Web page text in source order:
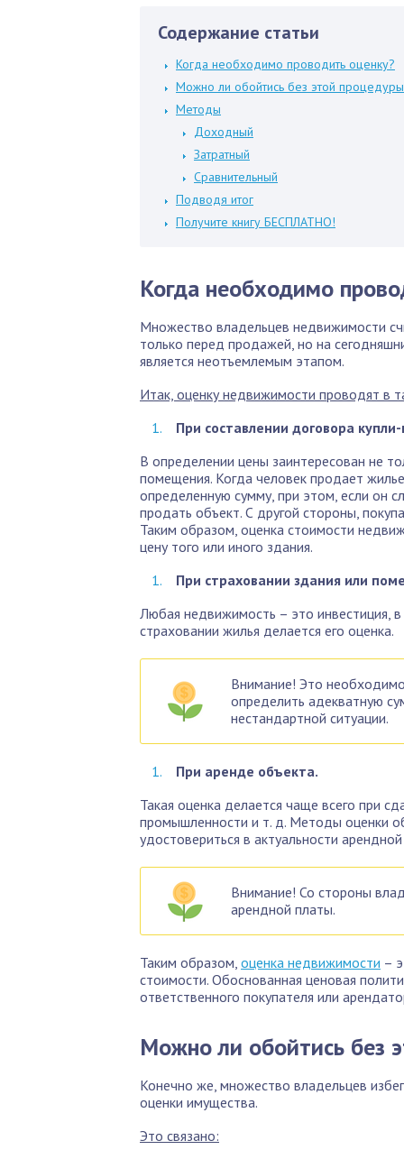
Содержание статьи
Когда необходимо проводить оценку?
Можно ли обойтись без этой
Методы
Доходный
Затратный
Сравнительный
Подводя итог
Получите книгу БЕСПЛАТНО!
Когда необходимо
Множество владельцев недвижимости
только перед продажей, но на
является неотъемлемым этапом.
Итак, оценку недвижимости проводят в
При составлении договора
В определении цены заинтересован не
помещения. Когда человек продает
определенную сумму, при этом, если он
продать объект. С другой стороны,
Таким образом, оценка стоимости
цену того или иного здания.
При страховании здания или
Любая недвижимость – это инвестиция,
страховании жилья делается его оценка.
Внимание! Это
определить адекватную
нестандартной ситуации.
При аренде объекта.
Такая оценка делается чаще всего при
промышленности и т. д. Методы оценки
удостовериться в актуальности
Внимание! Со стороны
арендной платы.
Таким образом, оценка недвижимости –
стоимости. Обоснованная ценовая
ответственного покупателя или
Можно ли обойтись без
Конечно же, множество владельцев
оценки имущества.
Это связано: